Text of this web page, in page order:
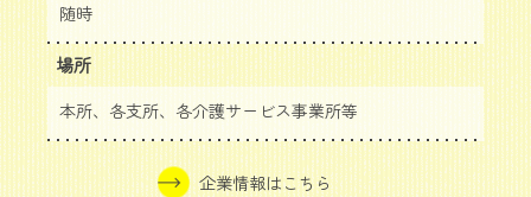
随時
場所
本所、各支所、各介護サービス事業所等
企業情報はこちら